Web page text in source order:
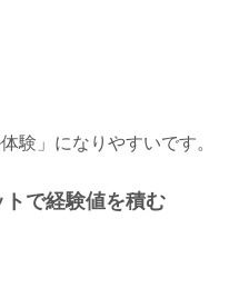
験」になりやすいです。
で経験値を積む